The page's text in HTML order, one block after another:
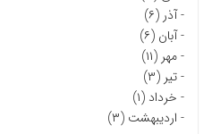
-آذر (۶)
-آبان (۶)
-مهر (۱۱)
-تیر (۳)
- خرداد (۱)
- اردیبهشت (۳)